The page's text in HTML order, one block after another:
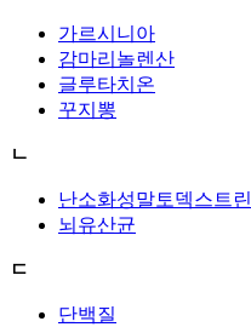
가르시니아
감마리놀렌산
글루타치온
꾸지뽕
ㄴ
난소화성말토덱스트린
뇌유산균
ㄷ
단백질